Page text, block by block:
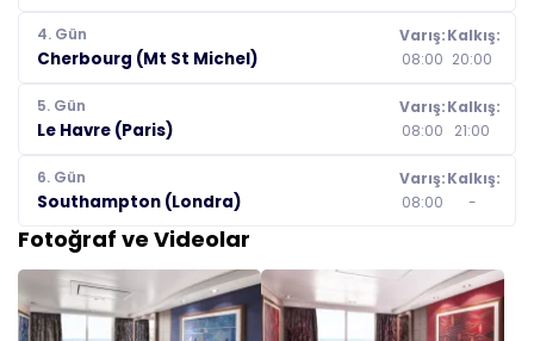
4. Gün
Cherbourg (Mt St Michel)
Varış:
08:00
Kalkış:
20:00
5. Gün
Le Havre (Paris)
Varış:
08:00
Kalkış:
21:00
6. Gün
Southampton (Londra)
Varış:
08:00
Kalkış:
-
Fotoğraf ve Videolar